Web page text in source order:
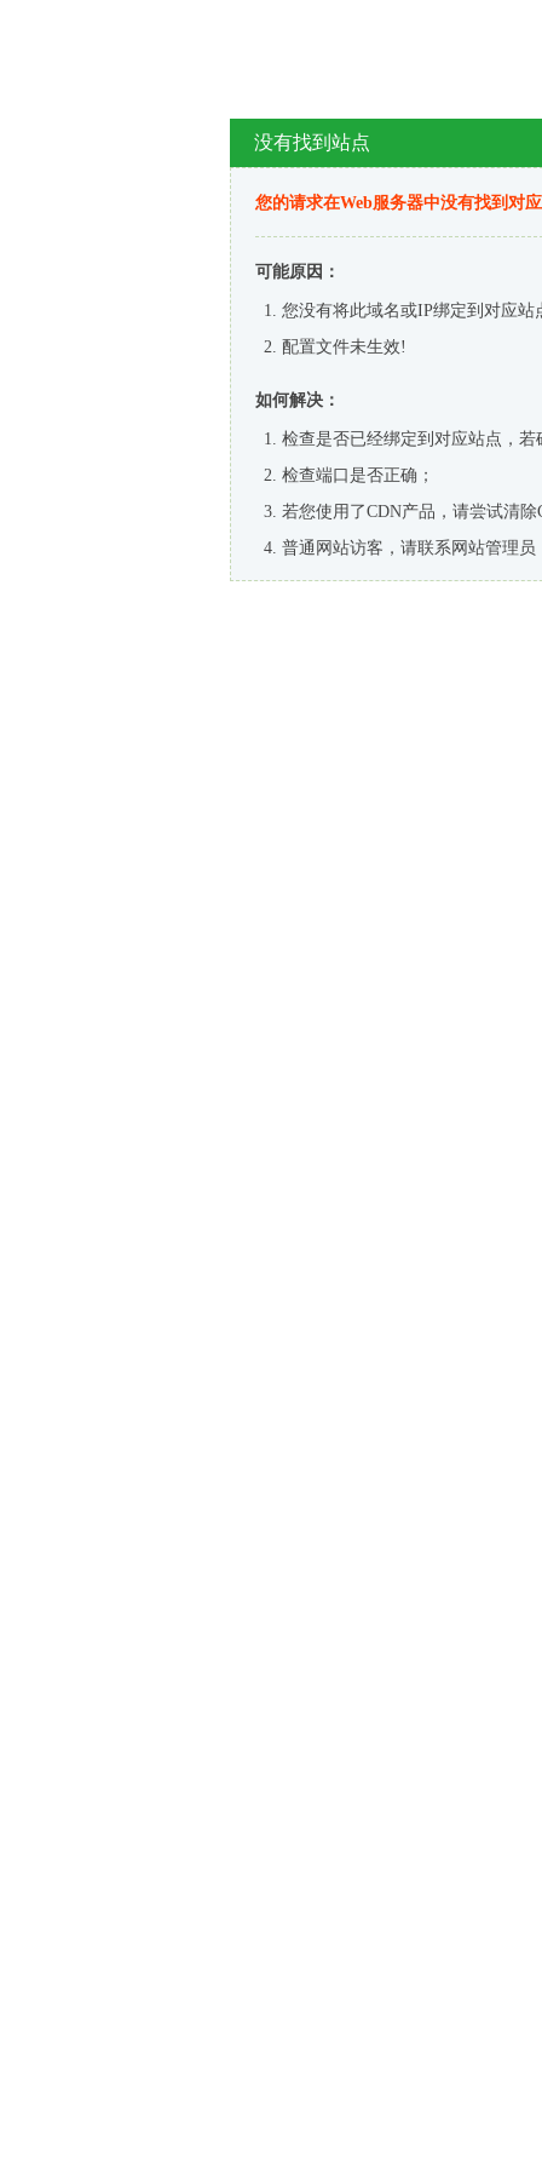
没有找到站点
您的请求在Web服务器中没有找到对
可能原因：
您没有将此域名或IP绑定到对应站
配置文件未生效!
如何解决：
检查是否已经绑定到对应站点，
检查端口是否正确；
若您使用了CDN产品，请尝试清除
普通网站访客，请联系网站管理员